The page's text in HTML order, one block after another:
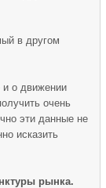
в другом
и о движении
очень
эти данные не
исказить
рынка.